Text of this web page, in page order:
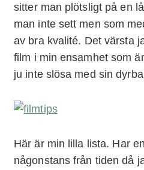
sitter man plötsligt på en
man inte sett men som
av bra kvalité. Det värsta
film i min ensamhet som
ju inte slösa med sin
Här är min lilla lista. Har
någonstans från tiden då